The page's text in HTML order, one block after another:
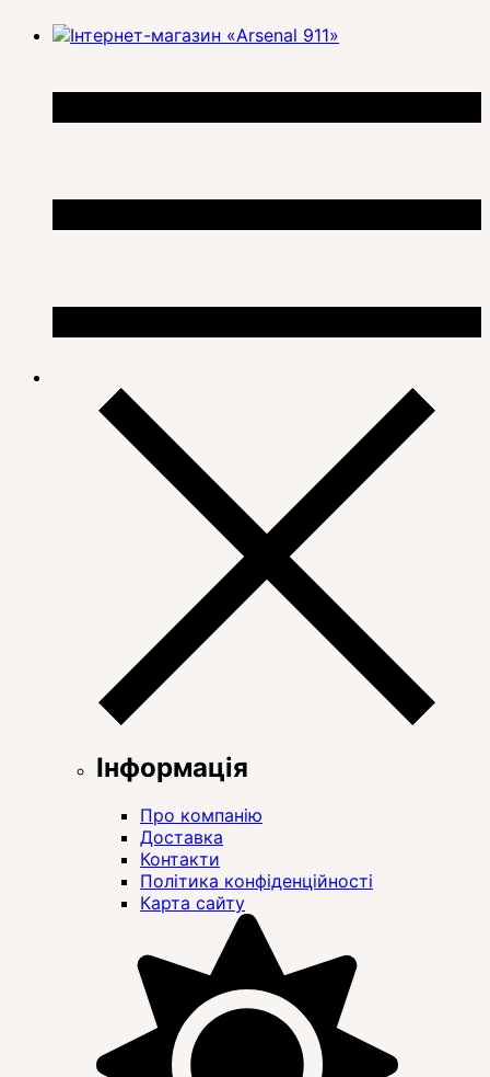
Інформація
Про компанію
Доставка
Контакти
Політика конфіденційності
Карта сайту